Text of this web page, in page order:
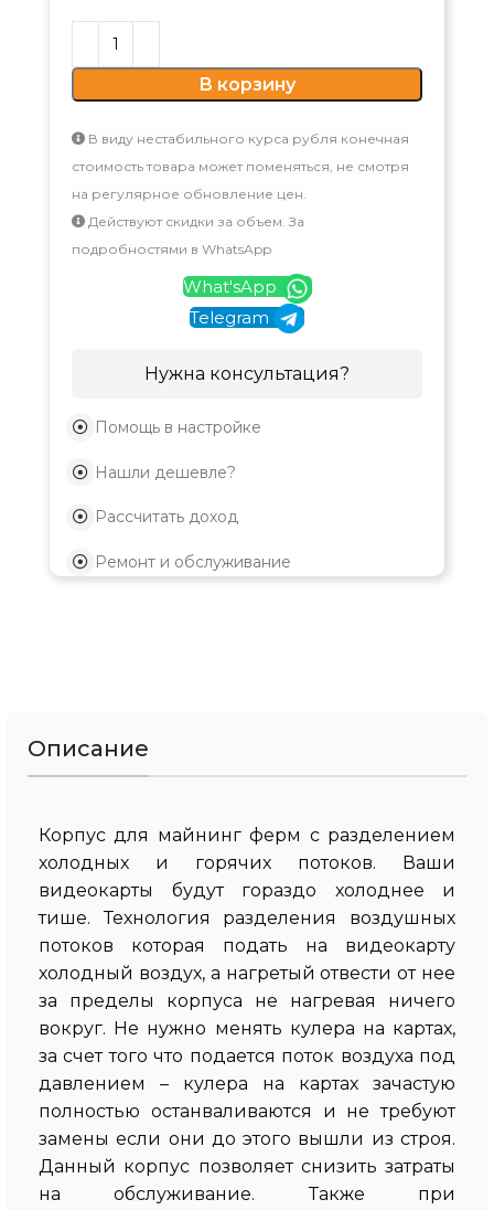
В корзину
В виду нестабильного курса рубля конечная
стоимость товара может поменяться, не смотря
на регулярное обновление цен.
Действуют скидки за объем. За
подробностями в WhatsApp
What'sApp
Telegram
Нужна консультация?
Помощь в настройке
Нашли дешевле?
Рассчитать доход
Ремонт и обслуживание
Описание
Корпус для майнинг ферм с разделением
холодных и горячих потоков. Ваши
видеокарты будут гораздо холоднее и
тише. Технология разделения воздушных
потоков которая подать на видеокарту
холодный воздух, а нагретый отвести от нее
за пределы корпуса не нагревая ничего
вокруг. Не нужно менять кулера на картах,
за счет того что подается поток воздуха под
давлением – кулера на картах зачастую
полностью останваливаются и не требуют
замены если они до этого вышли из строя.
Данный корпус позволяет снизить затраты
на обслуживание. Также при